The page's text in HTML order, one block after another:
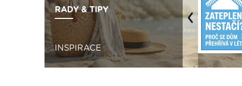
RADY & TIPY
INSPIRACE
Previous